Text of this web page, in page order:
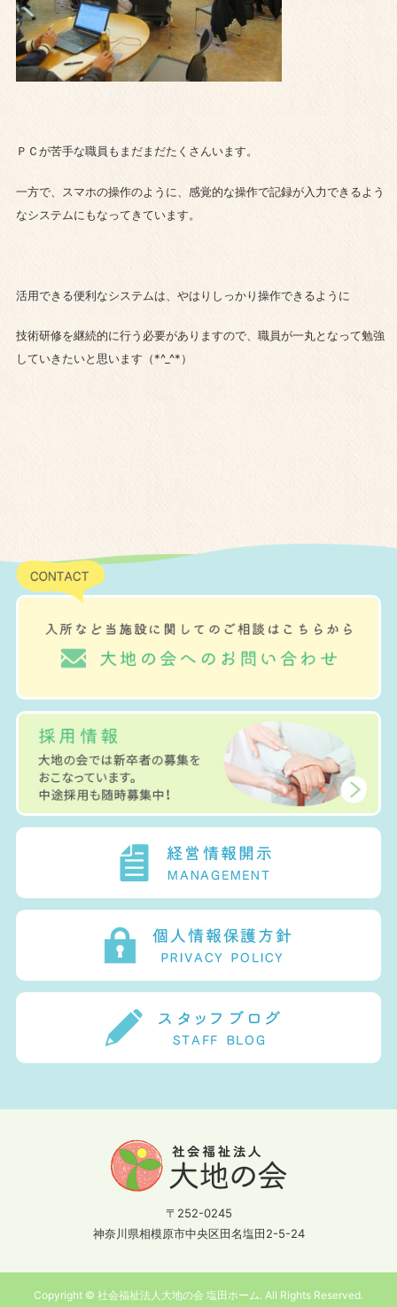
ＰＣが苦手な職員もまだまだたくさんいます。
一方で、スマホの操作のように、感覚的な操作で記録が入力できるよう
なシステムにもなってきています。
活用できる便利なシステムは、やはりしっかり操作できるように
技術研修を継続的に行う必要がありますので、職員が一丸となって勉強
していきたいと思います（*^_^*）
〒252-0245
神奈川県相模原市中央区田名塩田2-5-24
Copyright © 社会福祉法人大地の会 塩田ホーム. All Rights Reserved.